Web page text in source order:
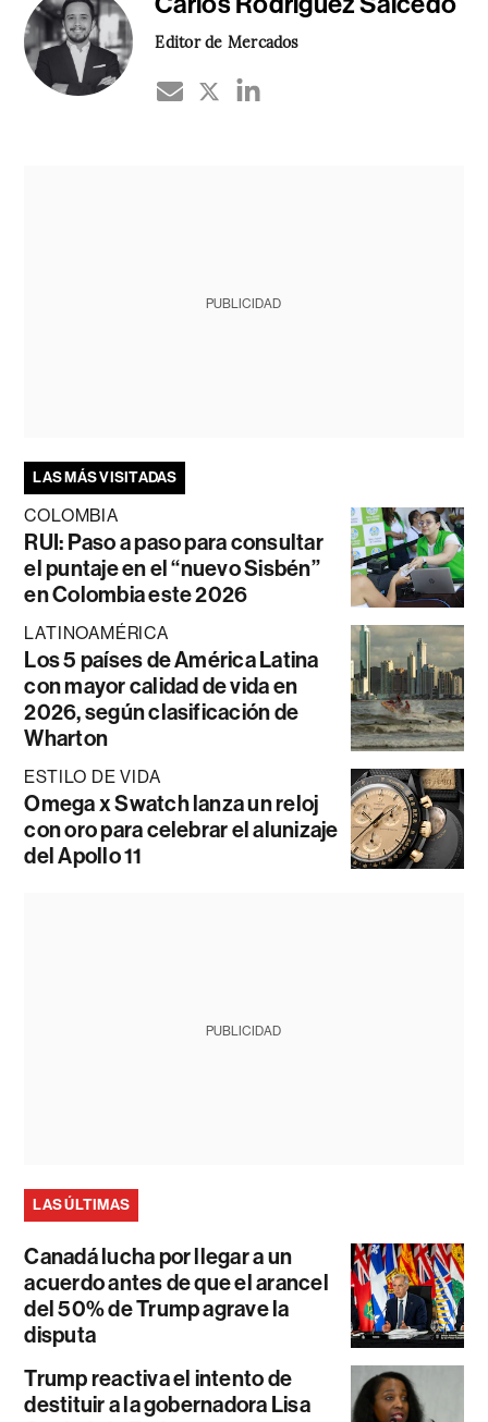
Editor de Mercados
PUBLICIDAD
LAS MÁS VISITADAS
COLOMBIA
RUI: Paso a paso para consultar
el puntaje en el “nuevo Sisbén”
en Colombia este 2026
LATINOAMÉRICA
Los 5 países de América Latina
con mayor calidad de vida en
2026, según clasificación de
Wharton
ESTILO DE VIDA
Omega x Swatch lanza un reloj
con oro para celebrar el alunizaje
del Apollo 11
PUBLICIDAD
LAS ÚLTIMAS
Canadá lucha por llegar a un
acuerdo antes de que el arancel
del 50% de Trump agrave la
disputa
Trump reactiva el intento de
destituir a la gobernadora Lisa